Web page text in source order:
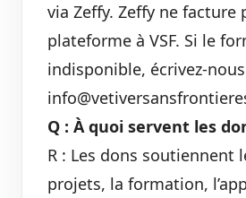
via Zeffy. Zeffy ne facture
plateforme à VSF. Si le
indisponible, écrivez-
Q : À quoi servent les
R : Les dons soutiennent
projets, la formation,